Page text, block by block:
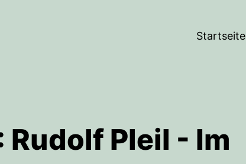
Startseite
Rudolf Pleil - Im